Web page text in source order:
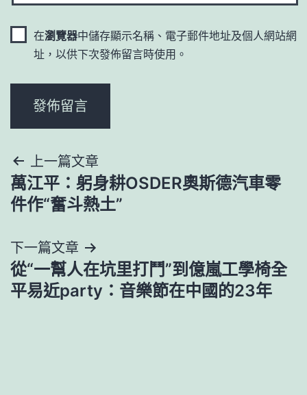
在瀏覽器中儲存顯示名稱、電子郵件地址及個人網站網
址，以供下次發佈留言時使用。
文
章
覽
上一篇文章
萬江平：躬身耕OSDER奧斯德汽車零
件作“奮斗熱土”
下一篇文章
從“一幫人在坑里打鬥”到億嵐工學椅全
平易近party：音樂節在中國的23年